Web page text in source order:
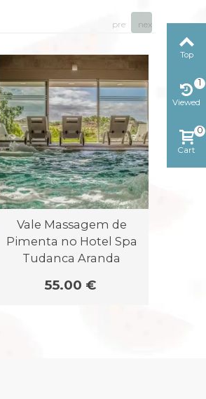
Vale Massagem de
Pimenta no Hotel Spa
Tudanca Aranda
55.00 €
prev next
Top
Viewed
1
Cart
0